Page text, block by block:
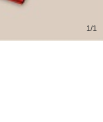
1/1